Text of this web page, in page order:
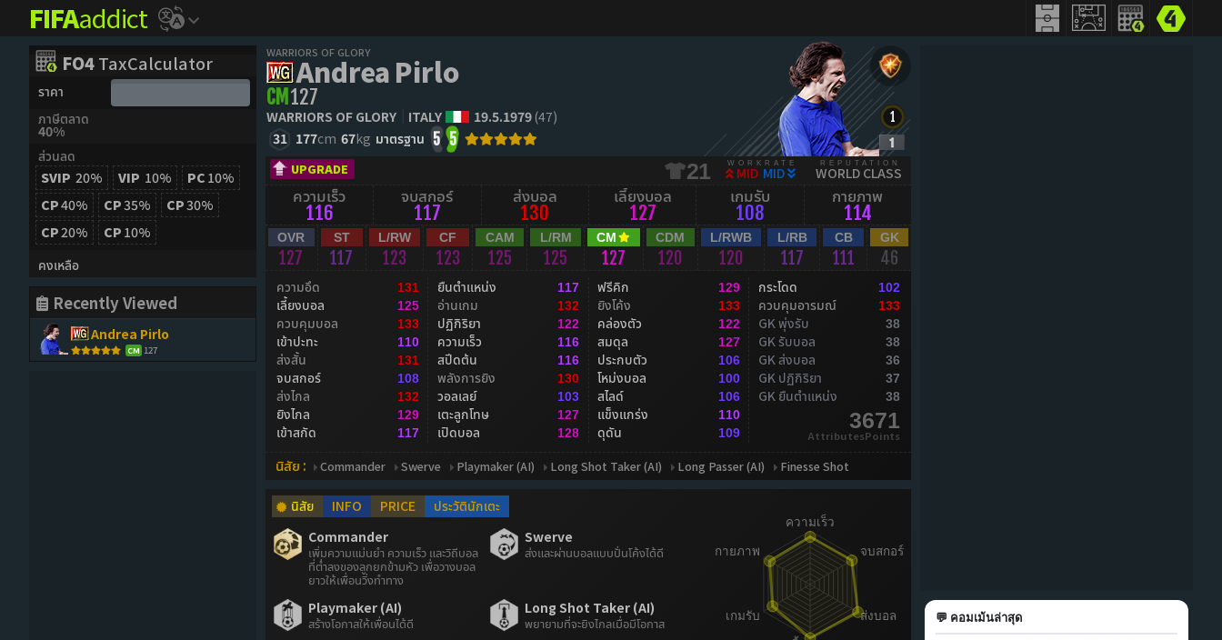
FIFAaddict
FO4TaxCalculator
ราคา
ภาษีตลาด
40%
ส่วนลด
SVIP 20% VIP 10% PC 10%
CP40% CP35% CP30%
CP20% CP 10%
คงเหลือ
Recently Viewed
Andrea Pirlo
CM 127
WARRIORS OF GLORY
Andrea Pirlo
CM 127
WARRIORS OF GLORY ITALY 19.5.1979(47)
31 177cm 67kg มาตรฐาน 5 5
UPGRADE 21 WORKRATE
MID MID
REPUTATION
WORLD CLASS
ความเร็ว
116
จบสกอร์
117
ส่งบอล
130
เลี้ยงบอล
127
เกมรับ
108
กายภาพ
114
OVR
127
ST
117
L/RW
123
CF
123
CAM
125
L/RM
125
CM
127
CDM
120
L/RWB
120
L/RB
117
CB
111
GK
46
ความอึด 131
เลี้ยงบอล 125
ควบคุมบอล 133
เข้าปะทะ 110
ส่งสั้น 131
จบสกอร์ 108
ส่งไกล 132
ยิงไกล 129
เข้าสกัด 117
ยืนตำแหน่ง 117
อ่านเกม 132
ปฏิกิริยา 122
ความเร็ว 116
สปีดต้น 116
พลังการยิง 130
วอลเลย์ 103
เตะลูกโทษ 127
เปิดบอล 128
ฟรีคิก 129
ยิงโค้ง 133
คล่องตัว 122
สมดุล 127
ประกบตัว 106
โหม่งบอล 100
สไลด์ 106
แข็งแกร่ง 110
ดุดัน 109
กระโดด 102
ควบคุมอารมณ์ 133
GK พุ่งรับ 38
GK รับบอล 38
GK ส่งบอล 36
GK ปฏิกิริยา 37
GK ยืนตำแหน่ง 38
3671
AttributesPoints
นิสัย : Commander Swerve Playmaker (AI) Long Shot Taker (AI) Long Passer (AI) Finesse Shot
นิสัย INFO PRICE
ประวัตินักเตะ
Commander
เพิ่มความแม่นยำ ความเร็ว และวิถีบอล
ที่ต่ำลงของลูกยกข้ามหัว เพื่อวางบอล
ยาวให้เพื่อนวิ่งทำทาง
Swerve
ส่งและผ่านบอลแบบปั่นโค้งได้ดี
Playmaker (AI)
สร้างโอกาสให้เพื่อนได้ดี
Long Shot Taker (AI)
พยายามที่จะยิงไกลเมื่อมีโอกาส 💬 คอมเม้นล่าสุด